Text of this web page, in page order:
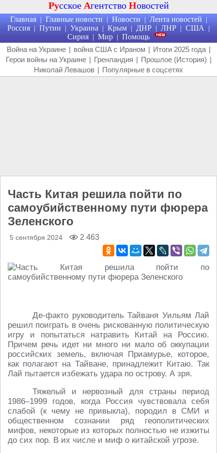
Русское Агентство Новостей
Главная | Главные новости | Новости | Лента новостей |
Россия | Путин | Украина | Крым | ДНР | ЛНР | США |
Сирия | Мир | Помощь
Война на Украине | война США с Ираном | Итоги 2025 года |
Герои войны на Украине | Гренландия | Прошлое (История) |
Николай Левашов | Популярные в соцсетях
Часть Китая решила пойти по
самоубийственному пути фюрера
Зеленского
5 сентября 2024 2 463
Де-факто руководитель Тайваня Уильям Лай
решил поиграть в очень рискованную политическую
игру и попытаться натравить Китай на Россию.
Причем речь идет ни много ни мало об оккупации
российских земель, включая Приамурье, которое,
как полагают на Тайване, принадлежит Китаю. Так
Лай пытается избежать удара по острову. А зря.
Тяжелый и нервозный для страны период
1986–1999 годов, когда Россия чувствовала себя
слабой (к чему не привыкла), породил в СМИ и
общественном сознании ряд геополитических
мифов, некоторые из которых полностью не изжиты
до сих пор. В их числе и миф о китайской угрозе.